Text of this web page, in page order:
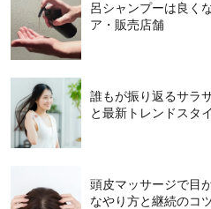
呂シャンプーは良く
ア・販売店舗
誰もが振り返るサラ
と最新トレンドスタ
頭皮マッサージで目
なやり方と継続のコ